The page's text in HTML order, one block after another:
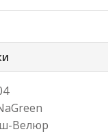
Велюр